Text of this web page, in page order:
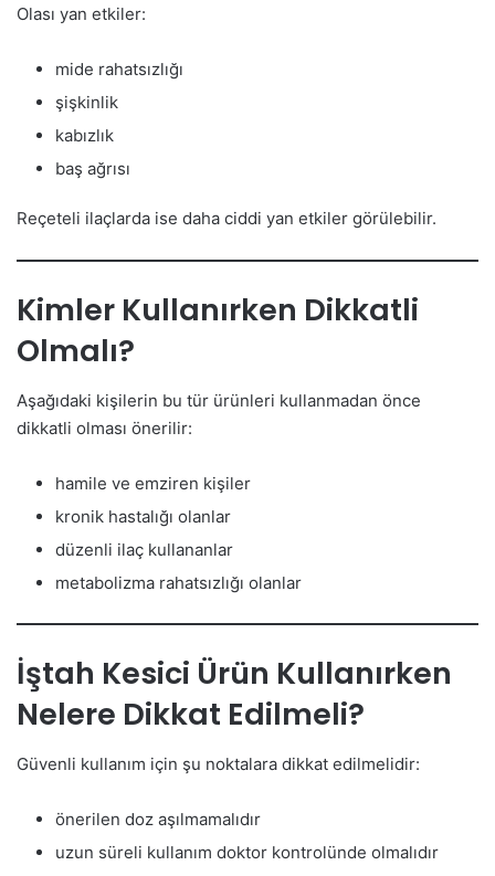
Olası yan etkiler:
mide rahatsızlığı
şişkinlik
kabızlık
baş ağrısı
Reçeteli ilaçlarda ise daha ciddi yan etkiler görülebilir.
Kimler Kullanırken Dikkatli
Olmalı?
Aşağıdaki kişilerin bu tür ürünleri kullanmadan önce
dikkatli olması önerilir:
hamile ve emziren kişiler
kronik hastalığı olanlar
düzenli ilaç kullananlar
metabolizma rahatsızlığı olanlar
İştah Kesici Ürün Kullanırken
Nelere Dikkat Edilmeli?
Güvenli kullanım için şu noktalara dikkat edilmelidir:
önerilen doz aşılmamalıdır
uzun süreli kullanım doktor kontrolünde olmalıdır